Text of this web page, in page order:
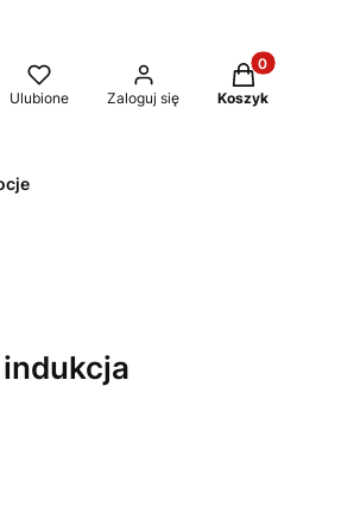
Ulubione Zaloguj się
Produkty w
Koszyk